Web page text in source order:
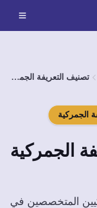
تصنيف التعريفة الجمركية
الجمركية
الجمركية
المتخصصين في